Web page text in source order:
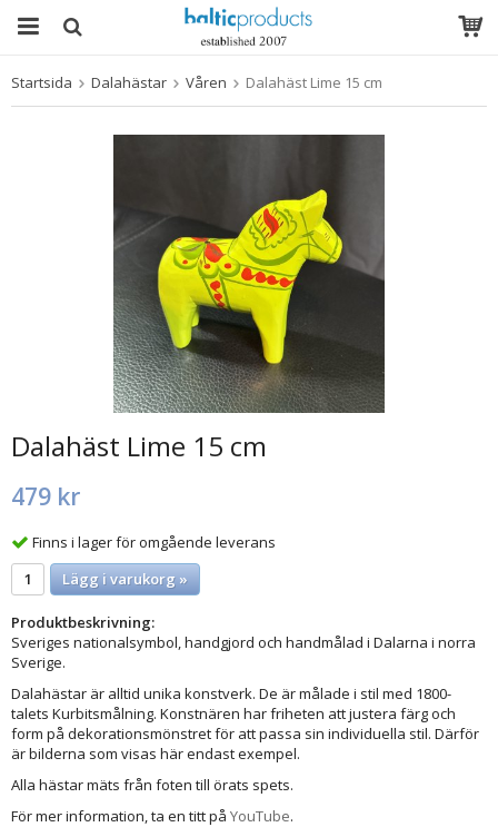
Startsida Dalahästar Våren Dalahäst Lime 15 cm
Dalahäst Lime 15 cm
479 kr
Finns i lager för omgående leverans
Lägg i varukorg »
Produktbeskrivning:
Sveriges nationalsymbol, handgjord och handmålad i Dalarna i norra
Sverige.
Dalahästar är alltid unika konstverk. De är målade i stil med 1800-
talets Kurbitsmålning. Konstnären har friheten att justera färg och
form på dekorationsmönstret för att passa sin individuella stil. Därför
är bilderna som visas här endast exempel.
Alla hästar mäts från foten till örats spets.
För mer information, ta en titt på YouTube.